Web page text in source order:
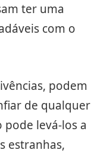
ter uma
​​com o
podem
de qualquer
pode levá-los a
estranhas,